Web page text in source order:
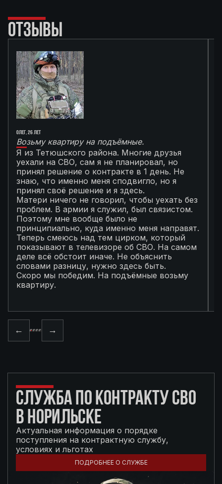
ОТЗЫВЫ
Олег, 26 лет
Возьму квартиру на подъёмные.
Я из Тетюшского района. Многие друзья
уехали на СВО, сам я не планировал, но
принял решение о контракте в 1 день. Не
знаю, что именно меня сподвигло, но я
принял своё решение и я здесь.
Матери ничего не говорил, чтобы уехать без
проблем. В армии я служил, был связистом.
Поэтому мне вообще было не
принципиально, куда именно меня направят.
Теперь смеюсь над тем цирком, который
показывают в телевизоре об СВО. На самом
деле всё обстоит иначе. Не объяснить
словами разницу, нужно здесь быть.
Скоро мы победим. На подъёмные возьму
квартиру.
← →
СЛУЖБА ПО КОНТРАКТУ СВО
В НОРИЛЬСКЕ
Актуальная информация о порядке
поступления на контрактную службу,
условиях и льготах
ПОДРОБНЕЕ О СЛУЖБЕ